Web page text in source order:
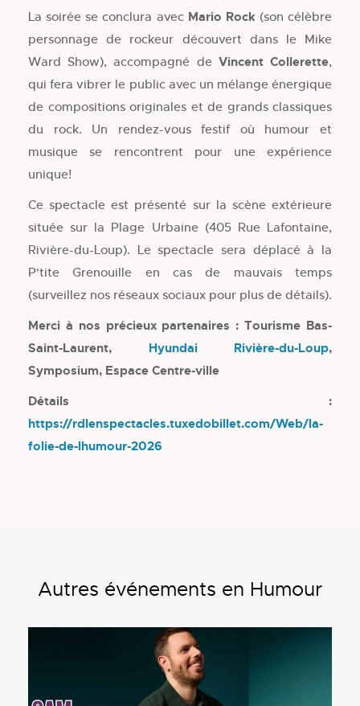
La soirée se conclura avec Mario Rock (son célèbre
personnage de rockeur découvert dans le Mike
Ward Show), accompagné de Vincent Collerette,
qui fera vibrer le public avec un mélange énergique
de compositions originales et de grands classiques
du rock. Un rendez-vous festif où humour et
musique se rencontrent pour une expérience
unique!
Ce spectacle est présenté sur la scène extérieure
située sur la Plage Urbaine (405 Rue Lafontaine,
Rivière-du-Loup). Le spectacle sera déplacé à la
P'tite Grenouille en cas de mauvais temps
(surveillez nos réseaux sociaux pour plus de détails).
Merci à nos précieux partenaires : Tourisme Bas-
Saint-Laurent, Hyundai Rivière-du-Loup,
Symposium, Espace Centre-ville
Détails :
https://rdlenspectacles.tuxedobillet.com/Web/la-
folie-de-lhumour-2026
Autres événements en Humour